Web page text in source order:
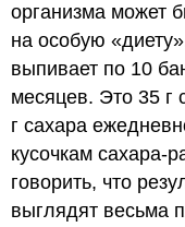
организма может
на особую
выпивает по 10
месяцев. Это 35 г
г сахара
кусочкам
говорить, что
выглядят весьма